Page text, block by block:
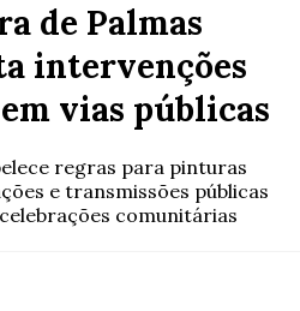
de Palmas
intervenções
vias públicas
regras para pinturas
e transmissões públicas
comunitárias